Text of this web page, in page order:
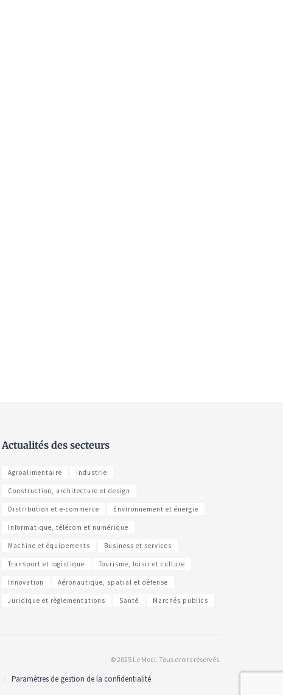
Actualités des secteurs
Agroalimentaire Industrie
Construction, architecture et design
Distribution et e-commerce Environnement et énergie
Informatique, télécom et numérique
Machine et équipements Business et services
Transport et logistique Tourisme, loisir et culture
Innovation Aéronautique, spatial et défense
Juridique et règlementations Santé Marchés publics
© 2025 Le Moci. Tous droits réservés.
Paramètres de gestion de la confidentialité